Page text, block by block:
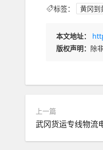
标签： 黄冈到
本文地址：
版权声明： 除
上一篇
武冈货运专线物流